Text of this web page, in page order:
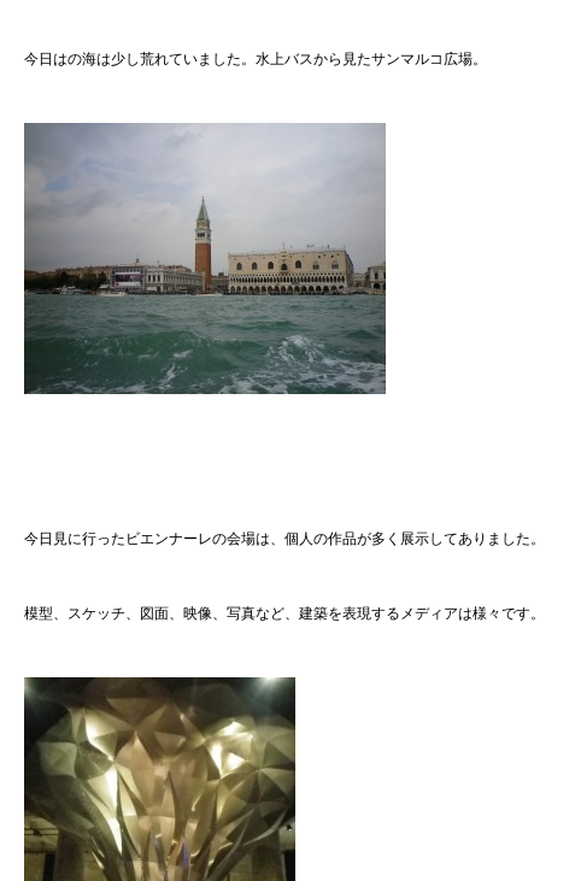
今日はの海は少し荒れていました。水上バスから見たサンマルコ広場。
今日見に行ったビエンナーレの会場は、個人の作品が多く展示してありました。
模型、スケッチ、図面、映像、写真など、建築を表現するメディアは様々です。